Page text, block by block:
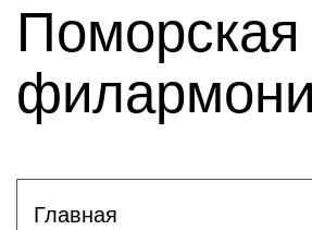
Поморская
Главная